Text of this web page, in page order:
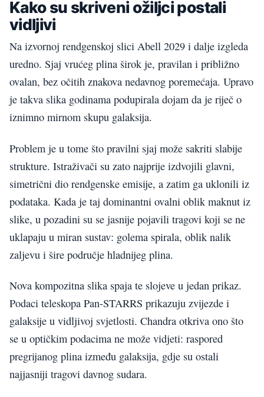
Kako su skriveni ožiljci postali
vidljivi
Na izvornoj rendgenskoj slici Abell 2029 i dalje izgleda
uredno. Sjaj vrućeg plina širok je, pravilan i približno
ovalan, bez očitih znakova nedavnog poremećaja. Upravo
je takva slika godinama podupirala dojam da je riječ o
iznimno mirnom skupu galaksija.
Problem je u tome što pravilni sjaj može sakriti slabije
strukture. Istraživači su zato najprije izdvojili glavni,
simetrični dio rendgenske emisije, a zatim ga uklonili iz
podataka. Kada je taj dominantni ovalni oblik maknut iz
slike, u pozadini su se jasnije pojavili tragovi koji se ne
uklapaju u miran sustav: golema spirala, oblik nalik
zaljevu i šire područje hladnijeg plina.
Nova kompozitna slika spaja te slojeve u jedan prikaz.
Podaci teleskopa Pan-STARRS prikazuju zvijezde i
galaksije u vidljivoj svjetlosti. Chandra otkriva ono što
se u optičkim podacima ne može vidjeti: raspored
pregrijanog plina između galaksija, gdje su ostali
najjasniji tragovi davnog sudara.